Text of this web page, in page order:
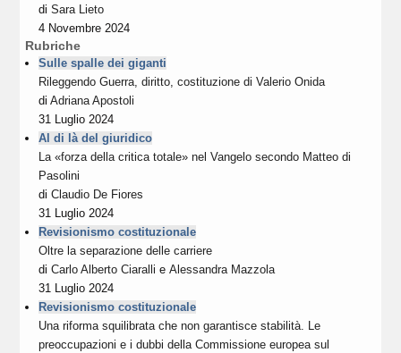
diSara Lieto
4 Novembre 2024
Rubriche
Sulle spalle dei giganti
Rileggendo Guerra, diritto, costituzione di Valerio Onida
diAdriana Apostoli
31 Luglio 2024
Al di là del giuridico
La «forza della critica totale» nel Vangelo secondo Matteo di
Pasolini
diClaudio De Fiores
31 Luglio 2024
Revisionismo costituzionale
Oltre la separazione delle carriere
diCarlo Alberto Ciaralli eAlessandra Mazzola
31 Luglio 2024
Revisionismo costituzionale
Una riforma squilibrata che non garantisce stabilità. Le
preoccupazioni e i dubbi della Commissione europea sul